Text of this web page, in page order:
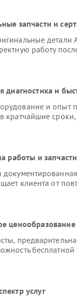
запчасти и
работу
диагностика и
и опыт
кратчайшие
работы и запчасти
клиента от
услуг